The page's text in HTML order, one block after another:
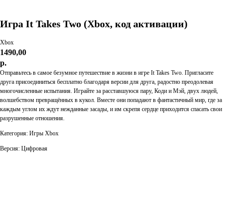
Игра It Takes Two (Xbox, код активации)
Xbox
1490,00
р.
Отправьтесь в самое безумное путешествие в жизни в игре It Takes Two. Пригласите
друга присоединиться бесплатно благодаря версии для друга, радостно преодолевая
многочисленные испытания. Играйте за расставшуюся пару, Коди и Мэй, двух людей,
волшебством превращённых в кукол. Вместе они попадают в фантастичный мир, где за
каждым углом их ждут нежданные засады, и им скрепя сердце приходится спасать свои
разрушенные отношения.
Категория: Игры Xbox
Версия: Цифровая